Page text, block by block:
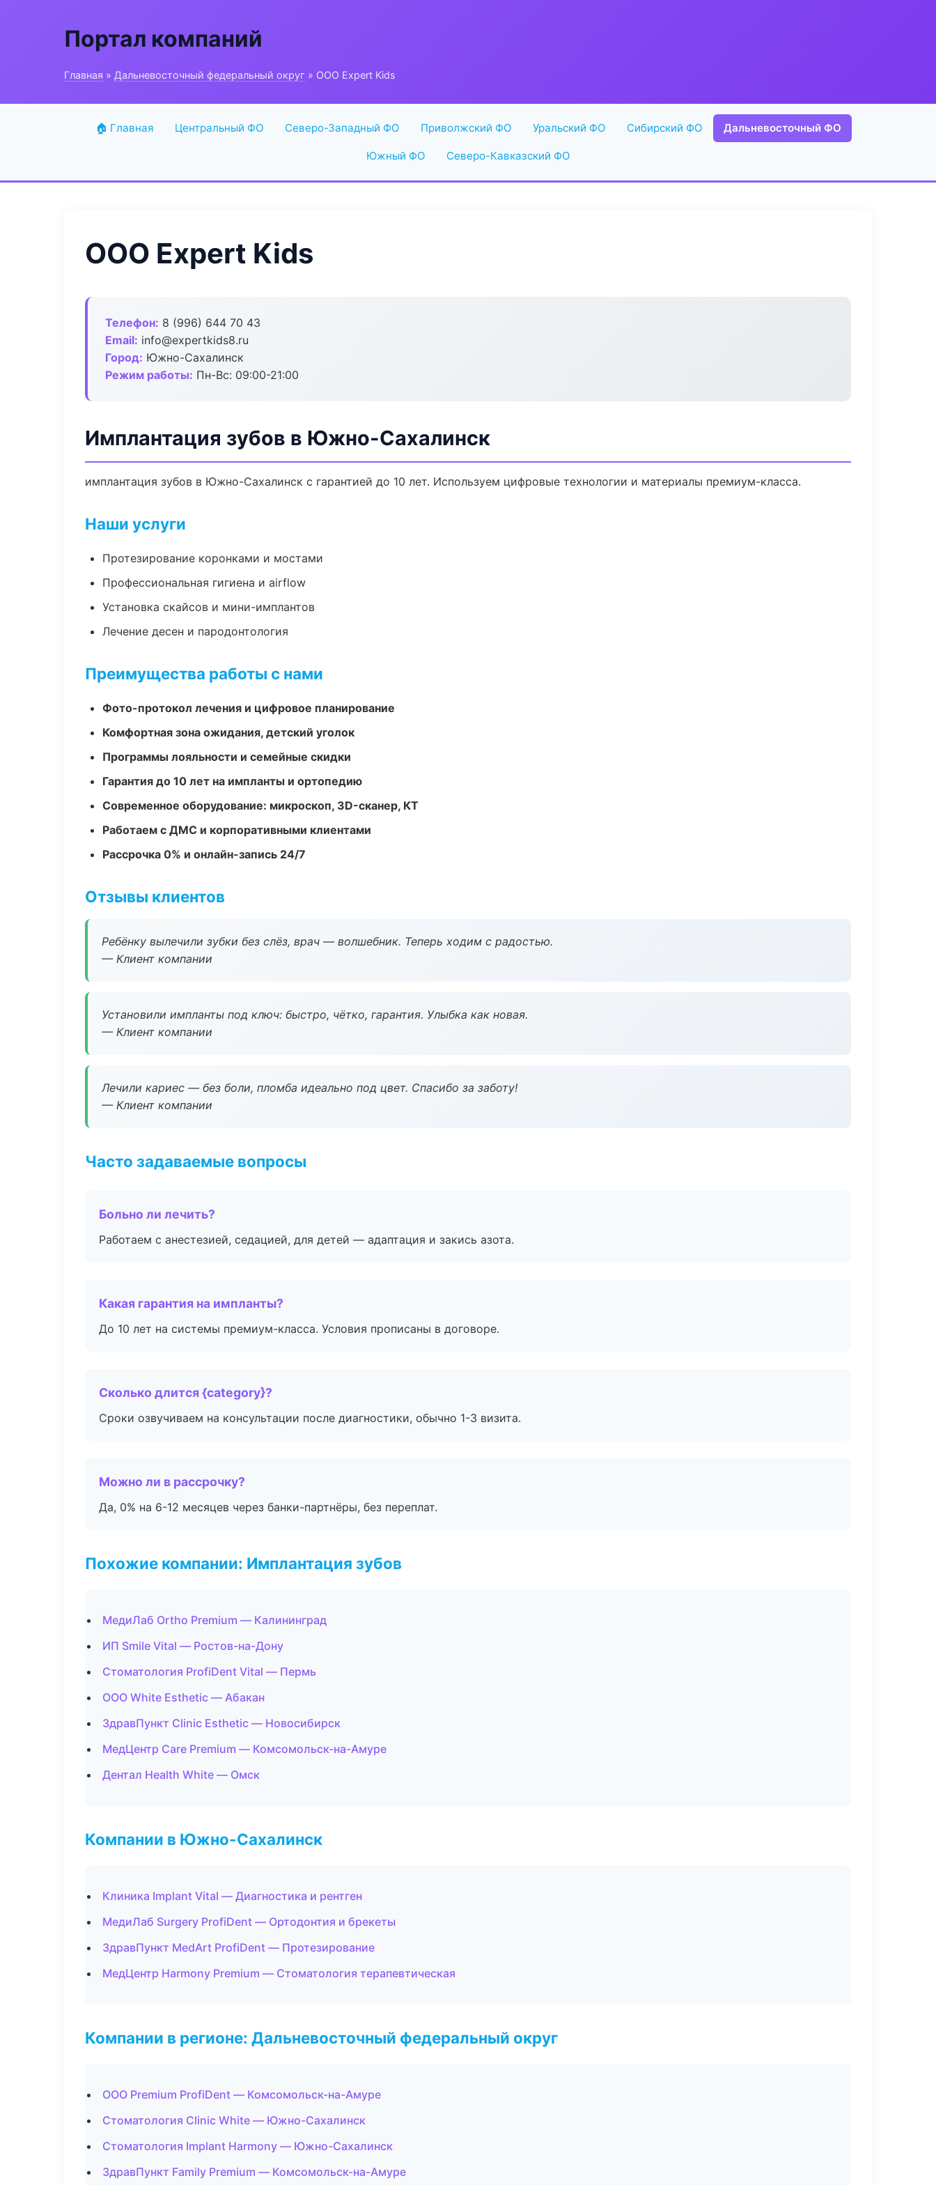
Портал компаний
Главная » Дальневосточный федеральный округ » ООО Expert Kids
🏠 Главная Центральный ФО Северо-Западный ФО Приволжский ФО Уральский ФО Сибирский ФО Дальневосточный ФО
Южный ФО Северо-Кавказский ФО
ООО Expert Kids
Телефон: 8 (996) 644 70 43
Email: info@expertkids8.ru
Город: Южно-Сахалинск
Режим работы: Пн-Вс: 09:00-21:00
Имплантация зубов в Южно-Сахалинск
имплантация зубов в Южно-Сахалинск с гарантией до 10 лет. Используем цифровые технологии и материалы премиум-класса.
Наши услуги
Протезирование коронками и мостами
Профессиональная гигиена и airflow
Установка скайсов и мини-имплантов
Лечение десен и пародонтология
Преимущества работы с нами
Фото-протокол лечения и цифровое планирование
Комфортная зона ожидания, детский уголок
Программы лояльности и семейные скидки
Гарантия до 10 лет на импланты и ортопедию
Современное оборудование: микроскоп, 3D-сканер, КТ
Работаем с ДМС и корпоративными клиентами
Рассрочка 0% и онлайн-запись 24/7
Отзывы клиентов
Ребёнку вылечили зубки без слёз, врач — волшебник. Теперь ходим с радостью.
— Клиент компании
Установили импланты под ключ: быстро, чётко, гарантия. Улыбка как новая.
— Клиент компании
Лечили кариес — без боли, пломба идеально под цвет. Спасибо за заботу!
— Клиент компании
Часто задаваемые вопросы
Больно ли лечить?
Работаем с анестезией, седацией, для детей — адаптация и закись азота.
Какая гарантия на импланты?
До 10 лет на системы премиум-класса. Условия прописаны в договоре.
Сколько длится {category}?
Сроки озвучиваем на консультации после диагностики, обычно 1-3 визита.
Можно ли в рассрочку?
Да, 0% на 6-12 месяцев через банки-партнёры, без переплат.
Похожие компании: Имплантация зубов
МедиЛаб Ortho Premium — Калининград
ИП Smile Vital — Ростов-на-Дону
Стоматология ProfiDent Vital — Пермь
ООО White Esthetic — Абакан
ЗдравПункт Clinic Esthetic — Новосибирск
МедЦентр Care Premium — Комсомольск-на-Амуре
Дентал Health White — Омск
Компании в Южно-Сахалинск
Клиника Implant Vital — Диагностика и рентген
МедиЛаб Surgery ProfiDent — Ортодонтия и брекеты
ЗдравПункт MedArt ProfiDent — Протезирование
МедЦентр Harmony Premium — Стоматология терапевтическая
Компании в регионе: Дальневосточный федеральный округ
ООО Premium ProfiDent — Комсомольск-на-Амуре
Стоматология Clinic White — Южно-Сахалинск
Стоматология Implant Harmony — Южно-Сахалинск
ЗдравПункт Family Premium — Комсомольск-на-Амуре